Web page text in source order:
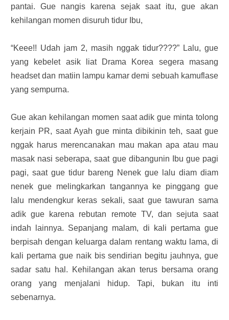
pantai. Gue nangis karena sejak saat itu, gue akan
kehilangan momen disuruh tidur Ibu,
“Keee!! Udah jam 2, masih nggak tidur????” Lalu, gue
yang kebelet asik liat Drama Korea segera masang
headset dan matiin lampu kamar demi sebuah kamuflase
yang sempurna.
Gue akan kehilangan momen saat adik gue minta tolong
kerjain PR, saat Ayah gue minta dibikinin teh, saat gue
nggak harus merencanakan mau makan apa atau mau
masak nasi seberapa, saat gue dibangunin Ibu gue pagi
pagi, saat gue tidur bareng Nenek gue lalu diam diam
nenek gue melingkarkan tangannya ke pinggang gue
lalu mendengkur keras sekali, saat gue tawuran sama
adik gue karena rebutan remote TV, dan sejuta saat
indah lainnya. Sepanjang malam, di kali pertama gue
berpisah dengan keluarga dalam rentang waktu lama, di
kali pertama gue naik bis sendirian begitu jauhnya, gue
sadar satu hal. Kehilangan akan terus bersama orang
orang yang menjalani hidup. Tapi, bukan itu inti
sebenarnya.